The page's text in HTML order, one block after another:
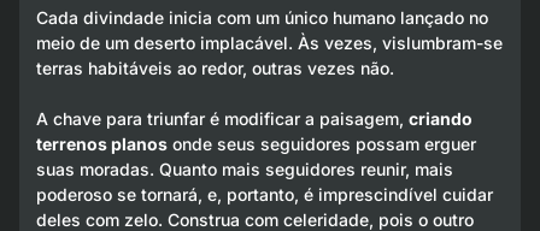
Cada divindade inicia com um único humano lançado no
meio de um deserto implacável. Às vezes, vislumbram-se
terras habitáveis ao redor, outras vezes não.
A chave para triunfar é modificar a paisagem, criando
terrenos planosonde seus seguidores possam erguer
suas moradas. Quanto mais seguidores reunir, mais
poderoso se tornará, e, portanto, é imprescindível cuidar
deles com zelo. Construa com celeridade, pois o outro